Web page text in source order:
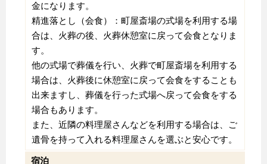
金になります。
精進落とし（会食）：町屋斎場の式場を利用する場
合は、火葬の後、火葬休憩室に戻って会食となりま
す。
他の式場で葬儀を行い、火葬で町屋斎場を利用する
場合は、火葬後に休憩室に戻って会食をすることも
出来ますし、葬儀を行った式場へ戻って会食をする
場合もあります。
また、近隣の料理屋さんなどを利用する場合は、ご
遺骨を持って入れる料理屋さんを選ぶと安心です。
宿泊